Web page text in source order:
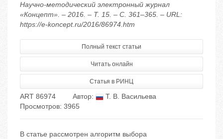
Научно-методический электронный журнал
«Концепт». – 2016. – Т. 15. – С. 361–365. – URL:
https://e-koncept.ru/2016/86974.htm
Полный текст статьи
Читать онлайн
Статья в РИНЦ
ART 86974 Автор:
Т. В. Васильева
Просмотров: 3965
В статье рассмотрен алгоритм выбора